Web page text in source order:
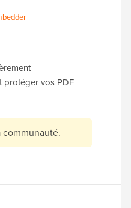
protéger vos PDF
communauté.